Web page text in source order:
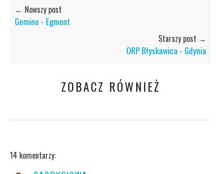
← Nowszy post
Gemino - Egmont
Starszy post →
ORP Błyskawica - Gdynia
ZOBACZ RÓWNIEŻ
14 komentarzy: